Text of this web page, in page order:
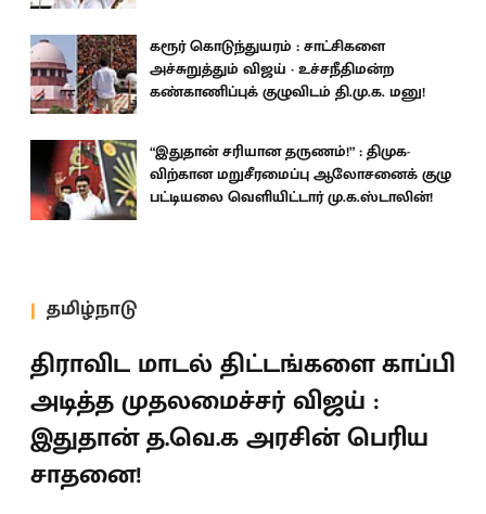
கரூர் கொடுந்துயரம் : சாட்சிகளை
அச்சுறுத்தும் விஜய் - உச்சநீதிமன்ற
கண்காணிப்புக் குழுவிடம் தி.மு.க. மனு!
“இதுதான் சரியான தருணம்!” : திமுக-
விற்கான மறுசீரமைப்பு ஆலோசனைக் குழு
பட்டியலை வெளியிட்டார் மு.க.ஸ்டாலின்!
தமிழ்நாடு
திராவிட மாடல் திட்டங்களை காப்பி
அடித்த முதலமைச்சர் விஜய் :
இதுதான் த.வெ.க அரசின் பெரிய
சாதனை!